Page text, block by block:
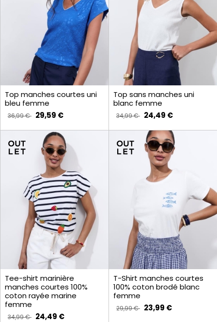
Top manches courtes uni
bleu femme
36,99 € 29,59 €
Top sans manches uni
blanc femme
34,99 € 24,49 €
Tee-shirt marinière
manches courtes 100%
coton rayée marine
femme
34,99 € 24,49 €
T-Shirt manches courtes
100% coton brodé blanc
femme
29,99 € 23,99 €